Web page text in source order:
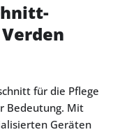
für die Pflege
Bedeutung. Mit
Geräten